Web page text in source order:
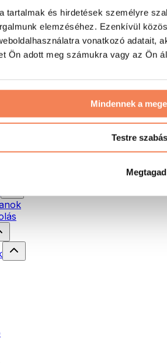
tartalmak és hirdetések személyre
elemzéséhez. Ezenkívül
vonatkozó adatait,
Ön adott meg számukra vagy az Ön
Mindennek a
Testre szabás
Megtagad